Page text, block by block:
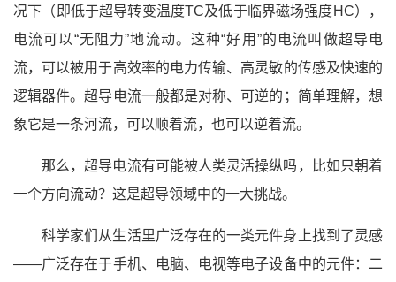
况下（即低于超导转变温度TC及低于临界磁场强度HC），
电流可以“无阻力”地流动。这种“好用”的电流叫做超导电
流，可以被用于高效率的电力传输、高灵敏的传感及快速的
逻辑器件。超导电流一般都是对称、可逆的；简单理解，想
象它是一条河流，可以顺着流，也可以逆着流。
那么，超导电流有可能被人类灵活操纵吗，比如只朝着
一个方向流动？这是超导领域中的一大挑战。
科学家们从生活里广泛存在的一类元件身上找到了灵感
——广泛存在于手机、电脑、电视等电子设备中的元件：二